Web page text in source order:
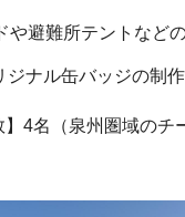
や避難所テントなど
ジナル缶バッジの制作
】4名（泉州圏域のチ